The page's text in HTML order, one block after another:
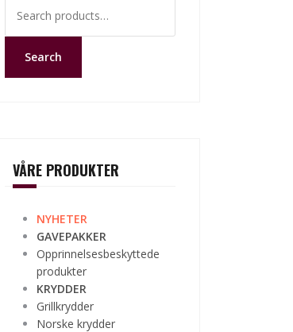
for:
Search
VÅRE PRODUKTER
NYHETER
GAVEPAKKER
Opprinnelsesbeskyttede
produkter
KRYDDER
Grillkrydder
Norske krydder